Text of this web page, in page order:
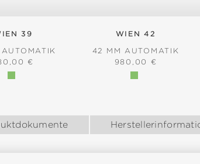
39
PREIS:
€
WIEN 42
42 MM AUTOMATIK
REGULÄRER PREIS:
980,00 €